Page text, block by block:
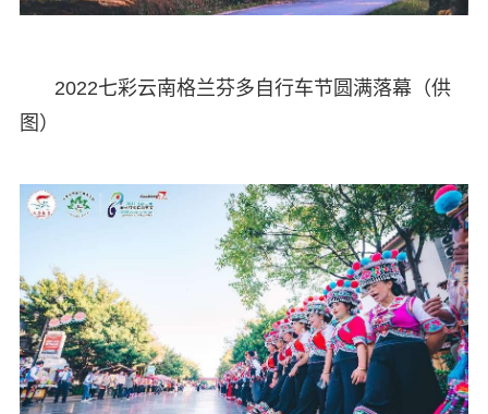
2022七彩云南格兰芬多自行车节圆满落幕（供
图）